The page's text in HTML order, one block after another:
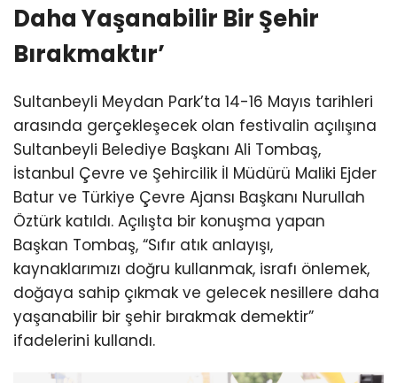
Daha Yaşanabilir Bir Şehir
Bırakmaktır’
Sultanbeyli Meydan Park’ta 14-16 Mayıs tarihleri
arasında gerçekleşecek olan festivalin açılışına
Sultanbeyli Belediye Başkanı Ali Tombaş,
İstanbul Çevre ve Şehircilik İl Müdürü Maliki Ejder
Batur ve Türkiye Çevre Ajansı Başkanı Nurullah
Öztürk katıldı. Açılışta bir konuşma yapan
Başkan Tombaş, “Sıfır atık anlayışı,
kaynaklarımızı doğru kullanmak, israfı önlemek,
doğaya sahip çıkmak ve gelecek nesillere daha
yaşanabilir bir şehir bırakmak demektir”
ifadelerini kullandı.